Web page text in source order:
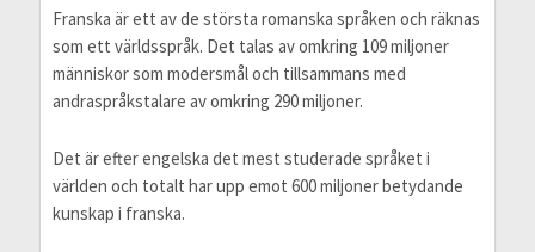
Franska är ett av de största romanska språken och räknas
som ett världsspråk. Det talas av omkring 109 miljoner
människor som modersmål och tillsammans med
andraspråkstalare av omkring 290 miljoner.
Det är efter engelska det mest studerade språket i
världen och totalt har upp emot 600 miljoner betydande
kunskap i franska.